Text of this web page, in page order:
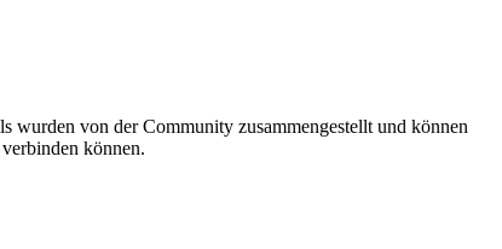
wurden von der Community zusammengestellt und können
können.